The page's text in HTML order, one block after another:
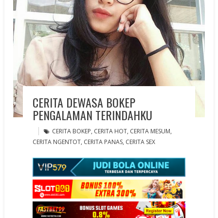
CERITA DEWASA BOKEP
PENGALAMAN TERINDAHKU
CERITA BOKEP, CERITA HOT, CERITA MESUM,
CERITA NGENTOT, CERITA PANAS, CERITA SEX